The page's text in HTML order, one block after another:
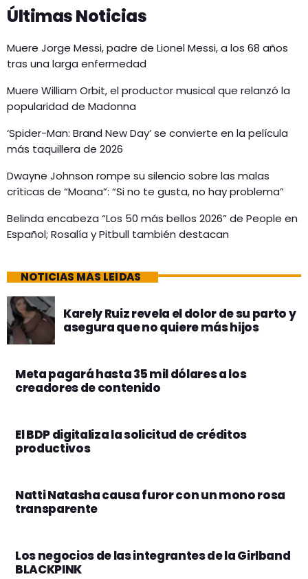
Últimas Noticias
Muere Jorge Messi, padre de Lionel Messi, a los 68 años
tras una larga enfermedad
Muere William Orbit, el productor musical que relanzó la
popularidad de Madonna
‘Spider-Man: Brand New Day’ se convierte en la película
más taquillera de 2026
Dwayne Johnson rompe su silencio sobre las malas
críticas de “Moana”: “Si no te gusta, no hay problema”
Belinda encabeza “Los 50 más bellos 2026” de People en
Español; Rosalía y Pitbull también destacan
NOTICIAS MÁS LEÍDAS
Karely Ruiz revela el dolor de su parto y
asegura que no quiere más hijos
Meta pagará hasta 35 mil dólares a los
creadores de contenido
El BDP digitaliza la solicitud de créditos
productivos
Natti Natasha causa furor con un mono rosa
transparente
Los negocios de las integrantes de la Girlband
BLACKPINK